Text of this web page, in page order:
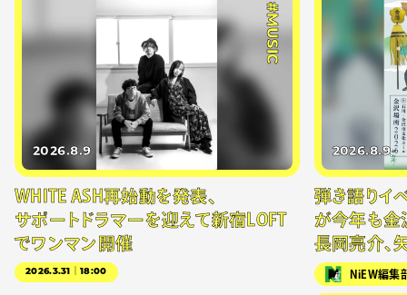
#MUSIC
2026.8.9
WHITE ASH再始動を発表、
サポートドラマーを迎えて新宿LOFT
でワンマン開催
2026.3.31｜18:00
2026.8.9
弾き語りイ
が今年も金
長岡亮介、
NiEW編集